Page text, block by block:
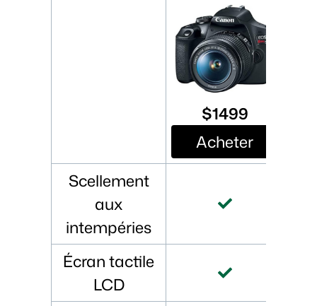
$1499
Acheter
Scellement
aux
intempéries
Écran tactile
LCD